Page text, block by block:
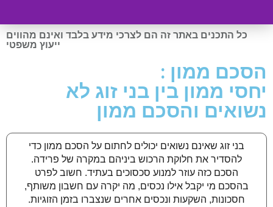
כל התכנים באתר זה הם לצרכי מידע בלבד ואינם מהווים
ייעוץ משפטי
הסכם ממון :
יחסי ממון בין בני זוג לא
נשואים והסכם ממון
בני זוג שאינם נשואים יכולים לחתום על הסכם ממון כדי
להסדיר את חלוקת הרכוש ביניהם במקרה של פרידה.
הסכם כזה עוזר למנוע סכסוכים בעתיד. חשוב לפרט
בהסכם מי יקבל אילו נכסים, מה יקרה עם חשבון משותף,
חסכונות, השקעות ונכסים אחרים שנצברו בזמן הזוגיות.